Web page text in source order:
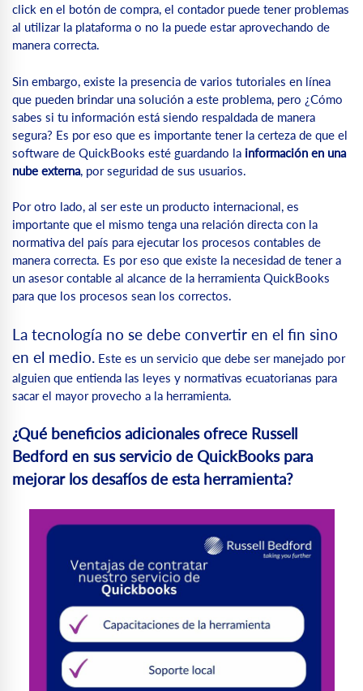
click en el botón de compra, el contador puede tener problemas
al utilizar la plataforma o no la puede estar aprovechando de
manera correcta.
Sin embargo, existe la presencia de varios tutoriales en línea
que pueden brindar una solución a este problema, pero ¿Cómo
sabes si tu información está siendo respaldada de manera
segura? Es por eso que es importante tener la certeza de que el
software de QuickBooks esté guardando la información en una
nube externa, por seguridad de sus usuarios.
Por otro lado, al ser este un producto internacional, es
importante que el mismo tenga una relación directa con la
normativa del país para ejecutar los procesos contables de
manera correcta. Es por eso que existe la necesidad de tener a
un asesor contable al alcance de la herramienta QuickBooks
para que los procesos sean los correctos.
La tecnología no se debe convertir en el fin sino
en el medio. Este es un servicio que debe ser manejado por
alguien que entienda las leyes y normativas ecuatorianas para
sacar el mayor provecho a la herramienta.
¿Qué beneficios adicionales ofrece Russell
Bedford en sus servicio de QuickBooks para
mejorar los desafíos de esta herramienta?